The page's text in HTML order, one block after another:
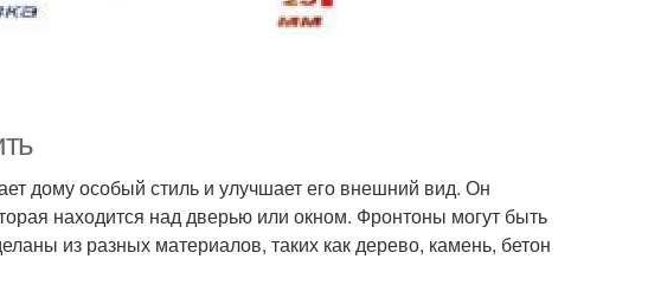
дому особый стиль и улучшает его внешний вид. Он
находится над дверью или окном. Фронтоны могут быть
из разных материалов, таких как дерево, камень, бетон